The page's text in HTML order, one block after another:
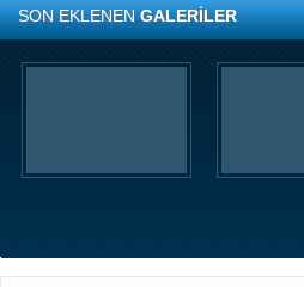
SON EKLENENGALERİLER